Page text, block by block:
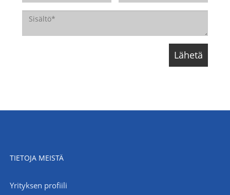
TIETOJA MEISTÄ
Yrityksen profiili